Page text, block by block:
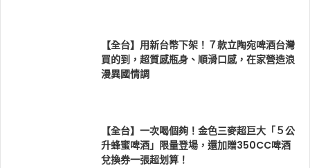
【全台】用新台幣下架！７款立陶宛啤酒台灣
買的到，超質感瓶身、順滑口感，在家營造浪
漫異國情調
【全台】一次喝個夠！金色三麥超巨大「５公
升蜂蜜啤酒」限量登場，還加贈350CC啤酒
兌換券一張超划算！